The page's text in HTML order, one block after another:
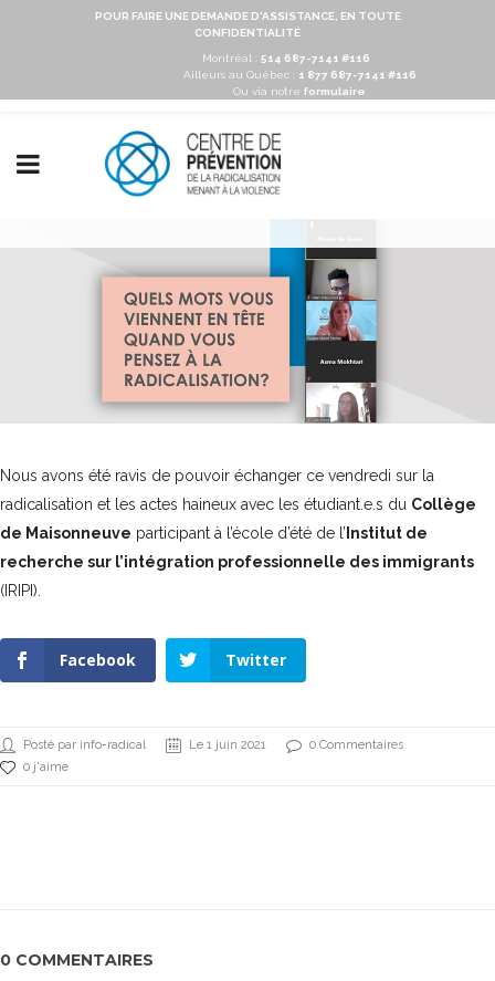
POUR FAIRE UNE DEMANDE D'ASSISTANCE, EN TOUTE
CONFIDENTIALITÉ
Montréal : 514 687-7141 #116
Ailleurs au Québec :
1 877 687-7141 #116
Ou via notre formulaire
Nous avons été ravis de pouvoir échanger ce vendredi sur la
radicalisation et les actes haineux avec les étudiant.e.s du Collège
de Maisonneuve participant à l’école d’été de l’ Institut de
recherche sur l’intégration professionnelle des immigrants
(IRIPI).
Facebook Twitter
Posté par info-radical Le 1 juin 2021
0 Commentaires
0 j'aime
0 COMMENTAIRES